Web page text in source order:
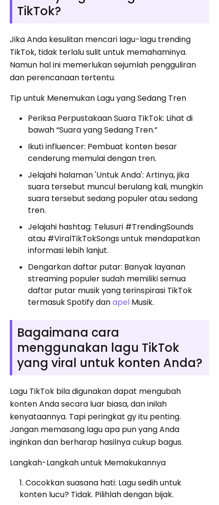
TikTok?
Jika Anda kesulitan mencari lagu-lagu trending
TikTok, tidak terlalu sulit untuk memahaminya.
Namun hal ini memerlukan sejumlah pengguliran
dan perencanaan tertentu.
Tip untuk Menemukan Lagu yang Sedang Tren
Periksa Perpustakaan Suara TikTok: Lihat di
bawah “Suara yang Sedang Tren.”
Ikuti influencer: Pembuat konten besar
cenderung memulai dengan tren.
Jelajahi halaman 'Untuk Anda': Artinya, jika
suara tersebut muncul berulang kali, mungkin
suara tersebut sedang populer atau sedang
tren.
Jelajahi hashtag: Telusuri #TrendingSounds
atau #ViralTikTokSongs untuk mendapatkan
informasi lebih lanjut.
Dengarkan daftar putar: Banyak layanan
streaming populer sudah memiliki semua
daftar putar musik yang terinspirasi TikTok
termasuk Spotify danapel Musik.
Bagaimana cara
menggunakan lagu TikTok
yang viral untuk konten Anda?
Lagu TikTok bila digunakan dapat mengubah
konten Anda secara luar biasa, dan inilah
kenyataannya. Tapi peringkat gy itu penting.
Jangan memasang lagu apa pun yang Anda
inginkan dan berharap hasilnya cukup bagus.
Langkah-Langkah untuk Memakukannya
Cocokkan suasana hati: Lagu sedih untuk
konten lucu? Tidak. Pilihlah dengan bijak.